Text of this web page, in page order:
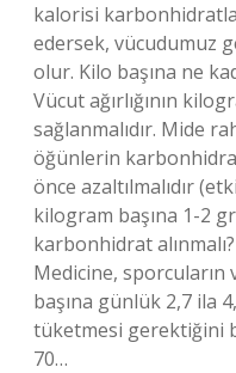
kalorisi
edersek, vücudumuz
olur. Kilo başına ne
Vücut ağırlığının
sağlanmalıdır. Mide
öğünlerin
önce azaltılmalıdır
kilogram başına 1-2
karbonhidrat
Medicine, sporcuların
başına günlük 2,7 ila
tüketmesi gerektiğini
70…